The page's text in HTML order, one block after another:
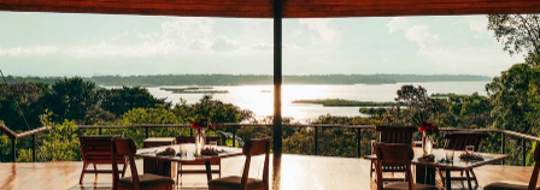
Remonter le temps à Panama City puis explorer en famille jungle,
volcan et îles miraculeuses
12 jours, de 5000 à 6300 $ CA